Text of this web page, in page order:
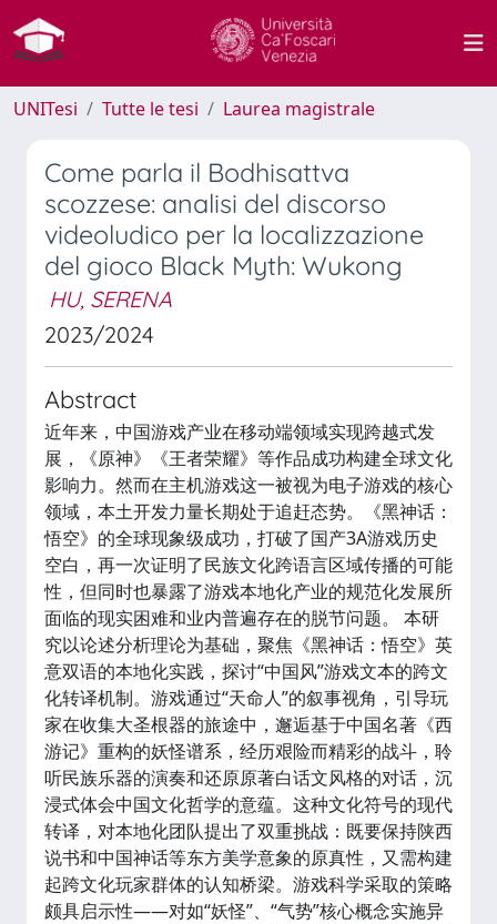
UNITesi Tutte le tesi Laurea magistrale
Come parla il Bodhisattva
scozzese: analisi del discorso
videoludico per la localizzazione
del gioco Black Myth: Wukong
HU, SERENA
2023/2024
Abstract
近年来，中国游戏产业在移动端领域实现跨越式发
展，《原神》《王者荣耀》等作品成功构建全球文化
影响力。然而在主机游戏这一被视为电子游戏的核心
领域，本土开发力量长期处于追赶态势。《黑神话：
悟空》的全球现象级成功，打破了国产3A游戏历史
空白，再一次证明了民族文化跨语言区域传播的可能
性，但同时也暴露了游戏本地化产业的规范化发展所
面临的现实困难和业内普遍存在的脱节问题。 本研
究以论述分析理论为基础，聚焦《黑神话：悟空》英
意双语的本地化实践，探讨“中国风”游戏文本的跨文
化转译机制。游戏通过“天命人”的叙事视角，引导玩
家在收集大圣根器的旅途中，邂逅基于中国名著《西
游记》重构的妖怪谱系，经历艰险而精彩的战斗，聆
听民族乐器的演奏和还原原著白话文风格的对话，沉
浸式体会中国文化哲学的意蕴。这种文化符号的现代
转译，对本地化团队提出了双重挑战：既要保持陕西
说书和中国神话等东方美学意象的原真性，又需构建
起跨文化玩家群体的认知桥梁。游戏科学采取的策略
颇具启示性——对如“妖怪”、“气势”核心概念实施异